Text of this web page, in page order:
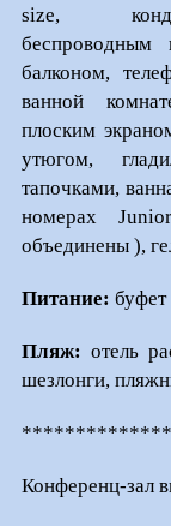
size,
беспроводным
балконом,
ванной
плоским
утюгом,
тапочками,
номерах
объединены ),
Питание: буфет
Пляж: отель
шезлонги,
Конференц-зал